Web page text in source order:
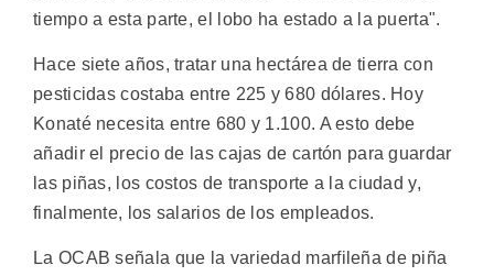
tiempo a esta parte, el lobo ha estado a la puerta".
Hace siete años, tratar una hectárea de tierra con
pesticidas costaba entre 225 y 680 dólares. Hoy
Konaté necesita entre 680 y 1.100. A esto debe
añadir el precio de las cajas de cartón para guardar
las piñas, los costos de transporte a la ciudad y,
finalmente, los salarios de los empleados.
La OCAB señala que la variedad marfileña de piña